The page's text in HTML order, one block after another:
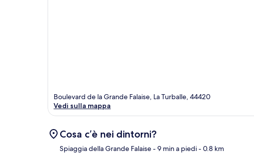
Boulevard de la Grande Falaise, La Turballe, 44420
Vedi sulla mappa
Cosa c’è nei dintorni?
Spiaggia della Grande Falaise- 9 min a piedi- 0.8 km